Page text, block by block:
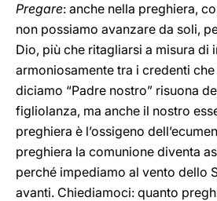
Pregare: anche nella preghiera,
non possiamo avanzare da soli,
Dio, più che ritagliarsi a misura di
armoniosamente tra i credenti
diciamo “Padre nostro” risuona
figliolanza, ma anche il nostro
preghiera è l’ossigeno
preghiera la comunione diventa
perché impediamo al vento dello
avanti. Chiediamoci: quanto